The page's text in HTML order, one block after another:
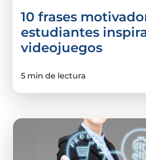
10 frases
estudiantes
videojuegos
5 min de lectura